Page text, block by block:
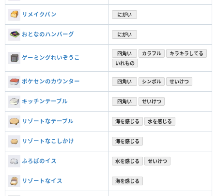
リメイクパン にがい
おとなのハンバーグ にがい
ゲーミングれいぞうこ
四角い カラフル
キラキラしてる
いれもの
ポケセンのカウンター 四角い シンボル せいけつ
キッチンテーブル 四角い せいけつ
リゾートなテーブル 海を感じる 水を感じる
リゾートなこしかけ 海を感じる
ふろばのイス 水を感じる せいけつ
リゾートなイス 海を感じる